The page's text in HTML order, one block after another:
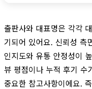
출판사와 대표명은 각각
기되어 있어요. 신뢰성 측
인지도와 유통 안정성이
뷰 평점이나 누적 후기 수
중요한 참고사항이에요.